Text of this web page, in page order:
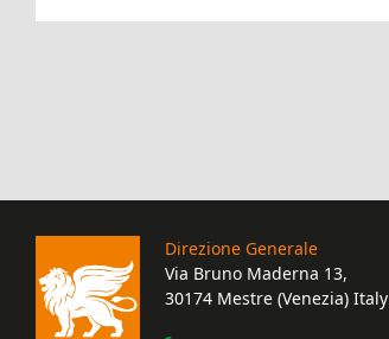
Direzione Generale
Via Bruno Maderna 13,
30174 Mestre (Venezia) Italy